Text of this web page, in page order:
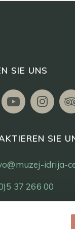
SIE UNS
SIE
idrija-
37 266 00